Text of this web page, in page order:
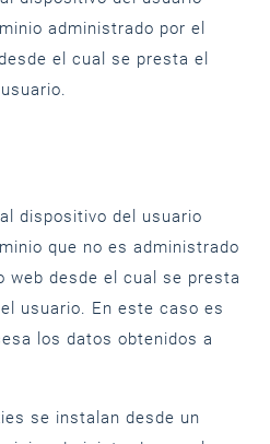
administrado por el
el cual se presta el
dispositivo del usuario
que no es administrado
web desde el cual se presta
usuario. En este caso es
los datos obtenidos a
se instalan desde un